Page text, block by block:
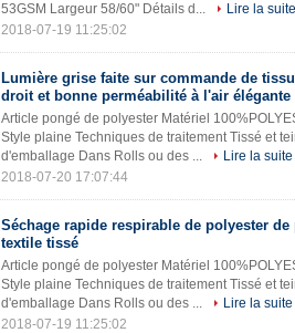
53GSM Largeur 58/60" Détails d...
Lire la suite
2018-07-19 11:25:02
Lumière grise faite sur commande de
droit et bonne perméabilité à l'air élégante
Article pongé de polyester Matériel
Style plaine Techniques de traitement Tissé et
d'emballage Dans Rolls ou des ...
Lire la suite
2018-07-20 17:07:44
Séchage rapide respirable de polyester
textile tissé
Article pongé de polyester Matériel
Style plaine Techniques de traitement Tissé et
d'emballage Dans Rolls ou des ...
Lire la suite
2018-07-19 11:25:02